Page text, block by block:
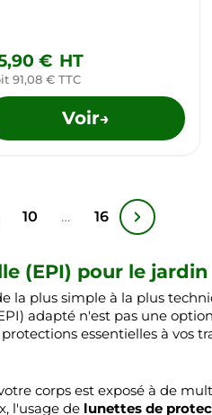
€ HT
91,08 € TTC
Voir→
10 … 16
(EPI) pour le jardin
la plus simple à la plus
adapté n'est pas une
essentielles à vos
corps est exposé à de
l'usage de lunettes de